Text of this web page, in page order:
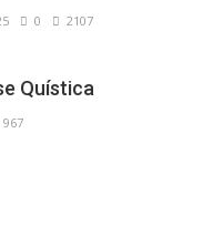
0 2107
Quística
967